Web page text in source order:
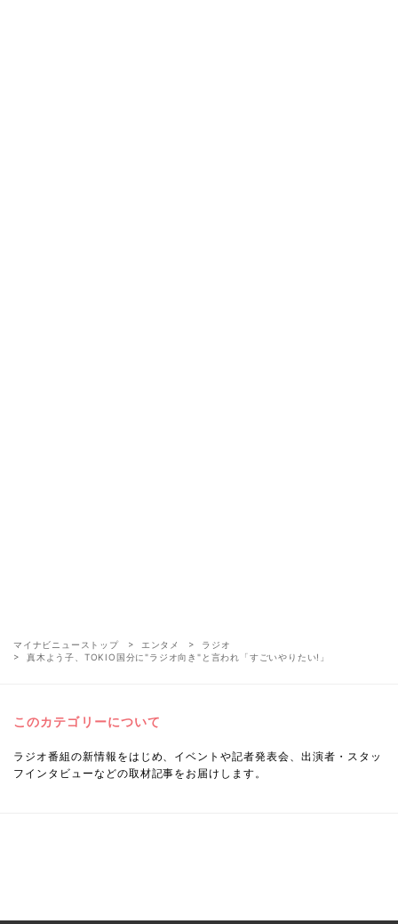
マイナビニューストップ エンタメ
ラジオ
真木よう子、TOKIO国分に"ラジオ向き"と言われ「すごいやりたい!」
このカテゴリーについて
ラジオ番組の新情報をはじめ、イベントや記者発表会、出演者・スタッ
フインタビューなどの取材記事をお届けします。